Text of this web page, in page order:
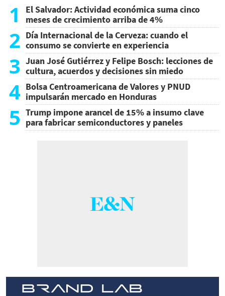
1
El Salvador: Actividad económica suma cinco
meses de crecimiento arriba de 4%
2 Día Internacional de la Cerveza: cuando el
consumo se convierte en experiencia
3 Juan José Gutiérrez y Felipe Bosch: lecciones de
cultura, acuerdos y decisiones sin miedo
4 Bolsa Centroamericana de Valores y PNUD
impulsarán mercado en Honduras
5 Trump impone arancel de 15% a insumo clave
para fabricar semiconductores y paneles